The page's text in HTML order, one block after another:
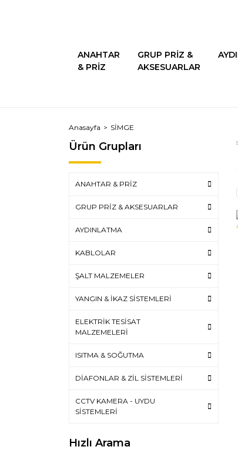
ANAHTAR
& PRİZ
GRUP PRİZ &
AKSESUARLAR
Anasayfa SİMGE
Ürün Grupları
ANAHTAR & PRİZ
GRUP PRİZ & AKSESUARLAR
AYDINLATMA
KABLOLAR
ŞALT MALZEMELER
YANGIN & İKAZ SİSTEMLERİ
ELEKTRİK TESİSAT
MALZEMELERİ
ISITMA & SOĞUTMA
DİAFONLAR & ZİL SİSTEMLERİ
CCTV KAMERA - UYDU
SİSTEMLERİ
Hızlı Arama